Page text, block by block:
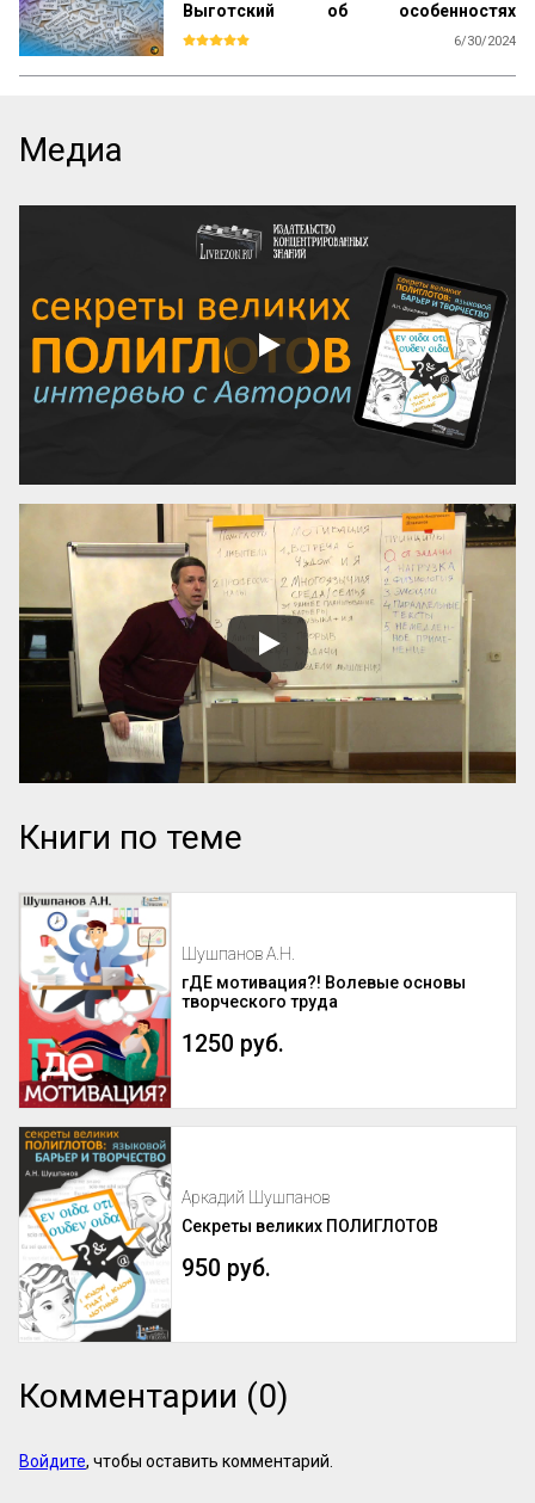
Выготский об особенностях
внутренней речи
6/30/2024
значением во внутренней речи. Полан
оказал большую услугу
психологическому анализу речи тем, что
ввел различие между смыслом слова и
его значением. Смысл слова, как показал
Полан, представляет собой совокупность
всех психологических фактов,
возникающих в нашем сознании
благодаря слову. Смысл слова, таким
образом, оказывается всегда
динамическим, текучим, сложным
Медиа
Книги по теме
Шушпанов А.Н.
гДЕ мотивация?! Волевые основы
творческого труда
1250 руб.
Аркадий Шушпанов
Секреты великих ПОЛИГЛОТОВ
950 руб.
Комментарии (0)
Войдите, чтобы оставить комментарий.